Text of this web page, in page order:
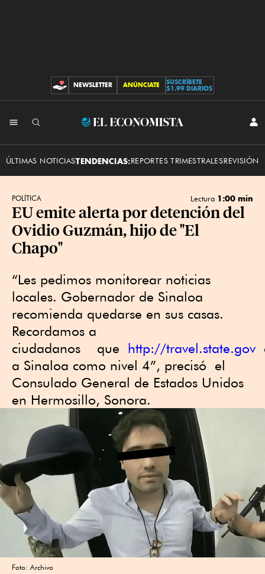
CONTRIBUCIONES
NEWSLETTER ANÚNCIATE
SUSCRÍBETE
$1.99 DIARIOS
El
ÚLTIMAS NOTICIASTENDENCIAS:REPORTES TRIMESTRALESREVISIÓN
POLÍTICA Lectura 1:00 min
EU emite alerta por detención del
Ovidio Guzmán, hijo de "El
Chapo"
“Les pedimos monitorear noticias
locales. Gobernador de Sinaloa
recomienda quedarse en sus casas.
Recordamos a
ciudadanos que http://travel.state.gov
a Sinaloa como nivel 4”, precisó el
Consulado General de Estados Unidos
en Hermosillo, Sonora.
Foto: Archivo